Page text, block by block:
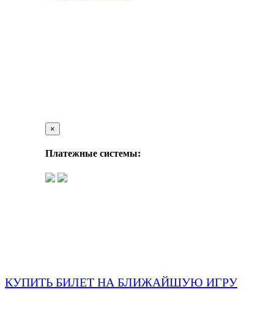
×
Платежные системы:
КУПИТЬ БИЛЕТ НА БЛИЖАЙШУЮ ИГРУ